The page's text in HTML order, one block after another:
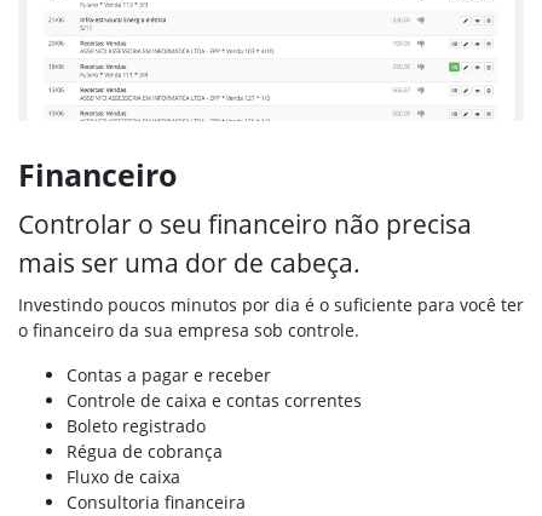
Financeiro
Controlar o seu financeiro não precisa
mais ser uma dor de cabeça.
Investindo poucos minutos por dia é o suficiente para você ter
o financeiro da sua empresa sob controle.
Contas a pagar e receber
Controle de caixa e contas correntes
Boleto registrado
Régua de cobrança
Fluxo de caixa
Consultoria financeira